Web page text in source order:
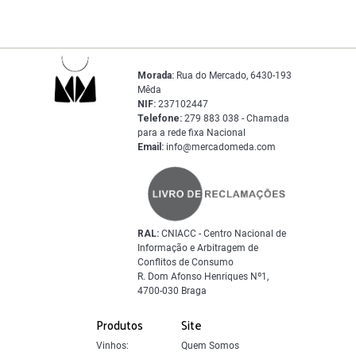
Produtos
Vinhos:
Site
Quem Somos
Morada: Rua do Mercado, 6430-193
Mêda
NIF: 237102447
Telefone: 279 883 038 - Chamada
para a rede fixa Nacional
Email: info@mercadomeda.com
RAL: CNIACC - Centro Nacional de
Informação e Arbitragem de
Conflitos de Consumo
R. Dom Afonso Henriques Nº1,
4700-030 Braga